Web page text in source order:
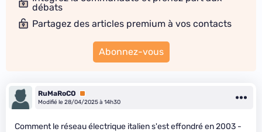
débats
Partagez des articles premium à vos contacts
Abonnez-vous
RuMaRoCO
Premium
Modifié le 28/04/2025 à 14h30
Comment le réseau électrique italien s'est effondré en 2003 -